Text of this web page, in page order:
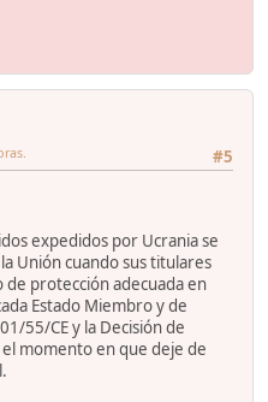
#5
expedidos por Ucrania se
Unión cuando sus titulares
protección adecuada en
Estado Miembro y de
55/CE y la Decisión de
momento en que deje de